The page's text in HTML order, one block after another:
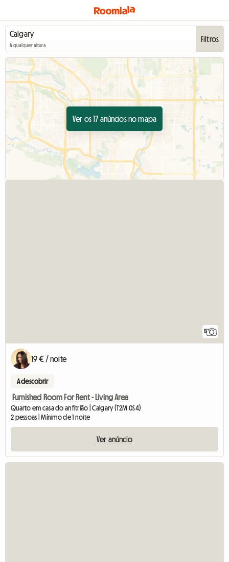
A qualquer altura
Filtros
Ver os 17 anúncios no mapa
5
19 € / noite
A descobrir
Furnished Room For Rent - Living Area
Quarto em casa do anfitrião | Calgary (T2M 0S4)
2 pessoas | Mínimo de 1 noite
Ver anúncio